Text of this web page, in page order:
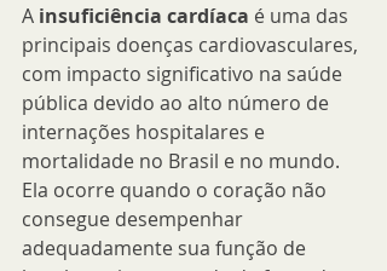
A insuficiência cardíaca é uma das
principais doenças cardiovasculares,
com impacto significativo na saúde
pública devido ao alto número de
internações hospitalares e
mortalidade no Brasil e no mundo.
Ela ocorre quando o coração não
consegue desempenhar
adequadamente sua função de